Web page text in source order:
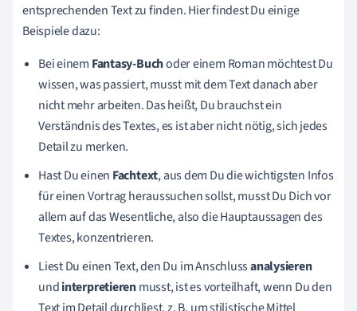
entsprechenden Text zu finden. Hier findest Du einige
Beispiele dazu:
Bei einem Fantasy-Buchoder einem Roman möchtest Du
wissen, was passiert, musst mit dem Text danach aber
nicht mehr arbeiten. Das heißt, Du brauchst ein
Verständnis des Textes, es ist aber nicht nötig, sich jedes
Detail zu merken.
Hast Du einen Fachtext, aus dem Du die wichtigsten Infos
für einen Vortrag heraussuchen sollst, musst Du Dich vor
allem auf das Wesentliche, also die Hauptaussagen des
Textes, konzentrieren.
Liest Du einen Text, den Du im Anschlussanalysieren
undinterpretierenmusst, ist es vorteilhaft, wenn Du den
Text im Detail durchliest, z. B. um stilistische Mittel